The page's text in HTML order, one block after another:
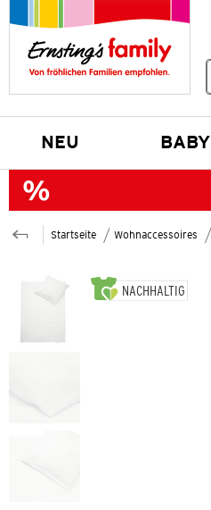
NEU BABY
Startseite Wohnaccessoires
NACHHALTIG